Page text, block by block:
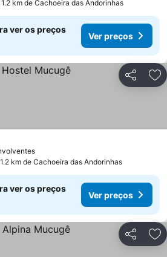
km de Cachoeira das Andorinhas
ver os preços
Ver preços
Partilhar
km de Cachoeira das Andorinhas
ver os preços
Ver preços
Partilhar